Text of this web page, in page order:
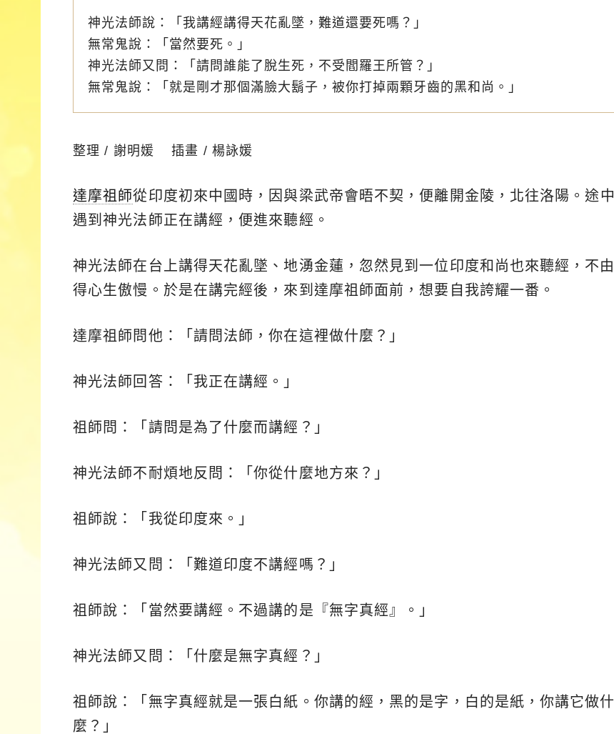
神光法師說：「我講經講得天花亂墜，難道還要死嗎？」
無常鬼說：「當然要死。」
神光法師又問：「請問誰能了脫生死，不受閻羅王所管？」
無常鬼說：「就是剛才那個滿臉大鬍子，被你打掉兩顆牙齒的黑和尚。」
整理 / 謝明媛 插畫 / 楊詠媛
達摩祖師從印度初來中國時，因與梁武帝會晤不契，便離開金陵，北往洛陽。途中
遇到神光法師正在講經，便進來聽經。
神光法師在台上講得天花亂墜、地湧金蓮，忽然見到一位印度和尚也來聽經，不由
得心生傲慢。於是在講完經後，來到達摩祖師面前，想要自我誇耀一番。
達摩祖師問他：「請問法師，你在這裡做什麼？」
神光法師回答：「我正在講經。」
祖師問：「請問是為了什麼而講經？」
神光法師不耐煩地反問：「你從什麼地方來？」
祖師說：「我從印度來。」
神光法師又問：「難道印度不講經嗎？」
祖師說：「當然要講經。不過講的是『無字真經』。」
神光法師又問：「什麼是無字真經？」
祖師說：「無字真經就是一張白紙。你講的經，黑的是字，白的是紙，你講它做什
麼？」